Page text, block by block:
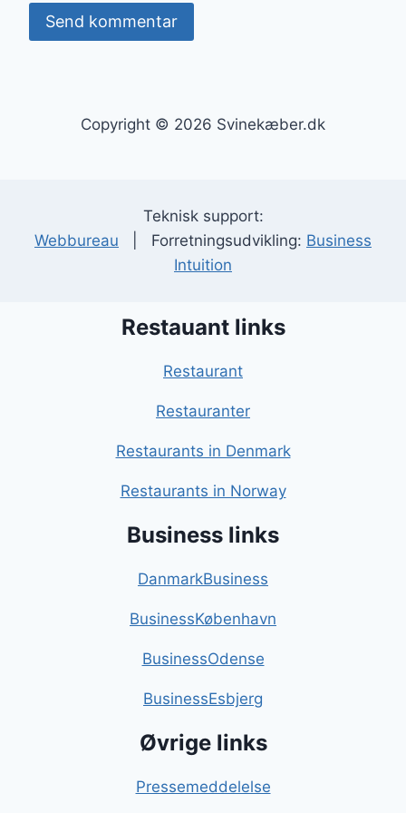
Copyright © 2026 Svinekæber.dk
Teknisk support:
Webbureau | Forretningsudvikling: Business
Intuition
Restauant links
Restaurant
Restauranter
Restaurants in Denmark
Restaurants in Norway
Business links
DanmarkBusiness
BusinessKøbenhavn
BusinessOdense
BusinessEsbjerg
Øvrige links
Pressemeddelelse